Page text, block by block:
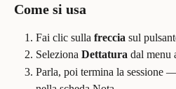
Come si usa
Fai clic sulla freccia sul
Seleziona Dettatura dal menu
Parla, poi termina la sessione